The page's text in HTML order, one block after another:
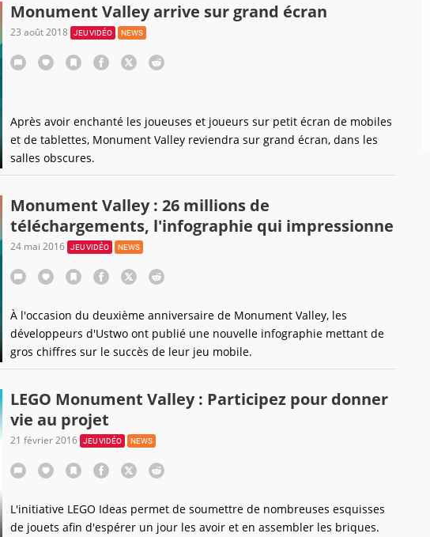
Monument Valley arrive sur grand écran
23 août 2018 JEU VIDÉO NEWS
Après avoir enchanté les joueuses et joueurs sur petit écran de mobiles
et de tablettes, Monument Valley reviendra sur grand écran, dans les
salles obscures.
Monument Valley : 26 millions de
téléchargements, l'infographie qui impressionne
24 mai 2016 JEU VIDÉO NEWS
À l'occasion du deuxième anniversaire de Monument Valley, les
développeurs d'Ustwo ont publié une nouvelle infographie mettant de
gros chiffres sur le succès de leur jeu mobile.
LEGO Monument Valley : Participez pour donner
vie au projet
21 février 2016 JEU VIDÉO NEWS
L'initiative LEGO Ideas permet de soumettre de nombreuses esquisses
de jouets afin d'espérer un jour les avoir et en assembler les briques.